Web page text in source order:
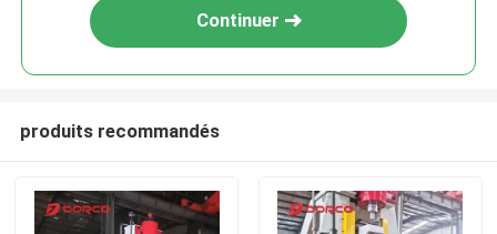
Continuer
produits recommandés